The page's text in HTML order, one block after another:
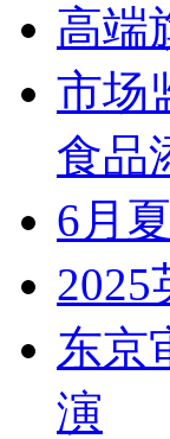
高端
市场
食品
6月
东京
演